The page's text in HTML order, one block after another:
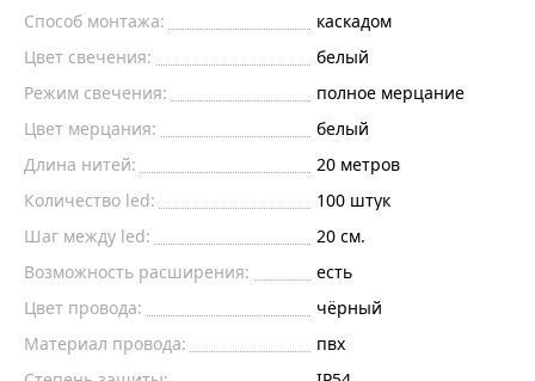
Способ монтажа:
каскадом
Цвет свечения:
белый
Режим свечения:
полное мерцание
Цвет мерцания:
белый
Длина нитей:
20 метров
Количество led:
100 штук
Шаг между led:
20 см.
Возможность расширения:
есть
Цвет провода:
чёрный
Материал провода:
пвх